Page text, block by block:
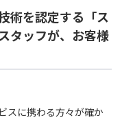
術を認定する「ス
タッフが、お客様
スに携わる方々が確か